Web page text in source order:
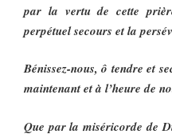
par la vertu de cette
perpétuel secours et la
Bénissez-nous, ô tendre et
maintenant et à l’heure de
Que par la miséricorde de